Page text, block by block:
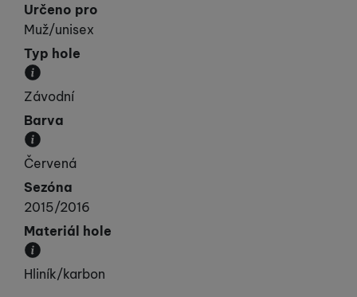
Určeno pro
Muž/unisex
Typ hole
Doporučené použití hole.
Závodní
Barva
Převládající barva výrobku.
Červená
Sezóna
2015/2016
Materiál hole
Udává z jakého materiálu jsou hole vyrobeny.
Hliník/karbon